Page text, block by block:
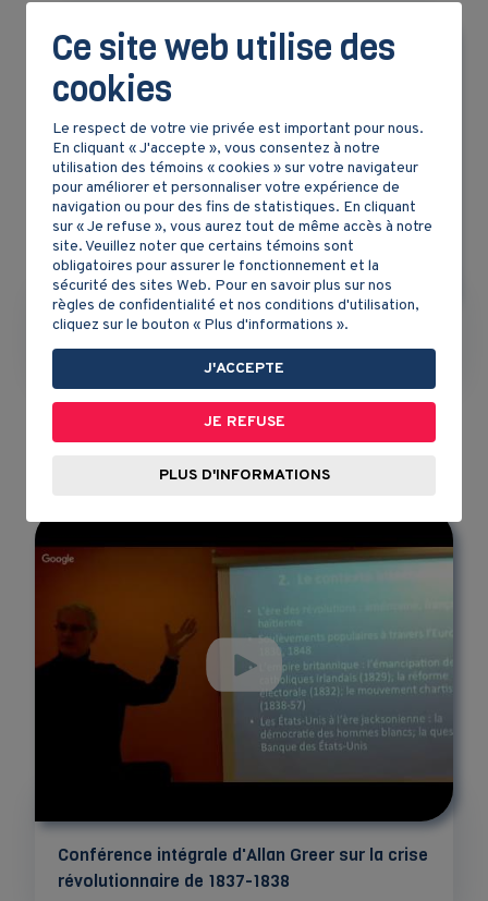
La société du Bas-Canada
Conférence intégrale d'Allan Greer sur la crise
révolutionnaire de 1837-1838
Ce site web utilise des
cookies
Le respect de votre vie privée est important pour nous.
En cliquant « J'accepte », vous consentez à notre
utilisation des témoins « cookies » sur votre navigateur
pour améliorer et personnaliser votre expérience de
navigation ou pour des fins de statistiques. En cliquant
sur « Je refuse », vous aurez tout de même accès à notre
site. Veuillez noter que certains témoins sont
obligatoires pour assurer le fonctionnement et la
sécurité des sites Web. Pour en savoir plus sur nos
règles de confidentialité et nos conditions d'utilisation,
cliquez sur le bouton « Plus d'informations ».
J'ACCEPTE
JE REFUSE
PLUS D'INFORMATIONS